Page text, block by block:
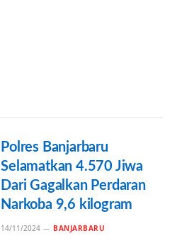
Polres Banjarbaru
Selamatkan 4.570 Jiwa
Dari Gagalkan Perdaran
Narkoba 9,6 kilogram
14/11/2024 BANJARBARU